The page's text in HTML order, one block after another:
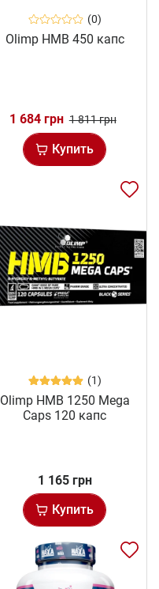
(0)
Olimp HMB 450 капс
1 684 грн 1 811 грн
Купить
(1)
Olimp HMB 1250 Mega
Caps 120 капс
1 165 грн
Купить